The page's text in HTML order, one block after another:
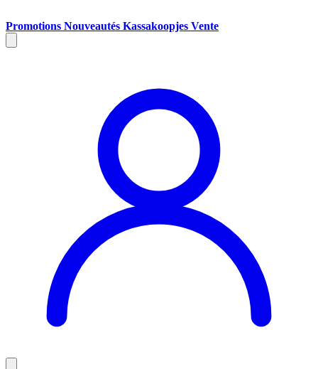
Promotions Nouveautés Kassakoopjes Vente